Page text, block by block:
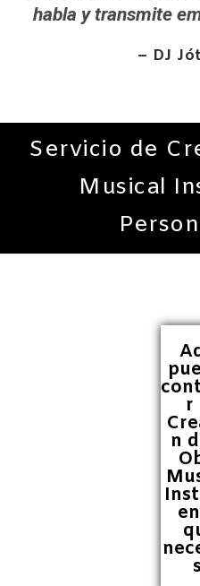
habla y transmite
– DJ
Servicio de
Musical
r
n